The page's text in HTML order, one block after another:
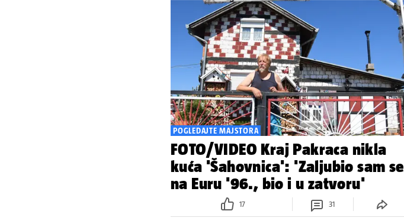
POGLEDAJTE MAJSTORA
FOTO/VIDEO Kraj Pakraca nikla
kuća 'Šahovnica': 'Zaljubio sam se
na Euru '96., bio i u zatvoru'
17 31